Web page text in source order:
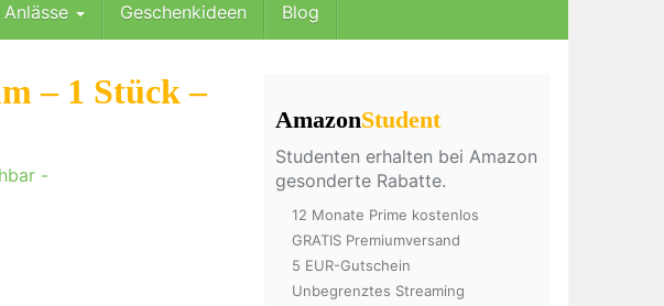
Anlässe Geschenkideen Blog
– 1 Stück –
AmazonStudent
Studenten erhalten bei Amazon
gesonderte Rabatte.
12 Monate Prime kostenlos
GRATIS Premiumversand
5 EUR-Gutschein
Unbegrenztes Streaming